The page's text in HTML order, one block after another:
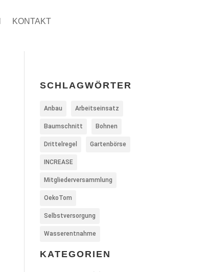
KONTAKT
SCHLAGWÖRTER
Anbau Arbeitseinsatz
Baumschnitt Bohnen
Drittelregel Gartenbörse
INCREASE
Mitgliederversammlung
OekoTom
Selbstversorgung
Wasserentnahme
KATEGORIEN